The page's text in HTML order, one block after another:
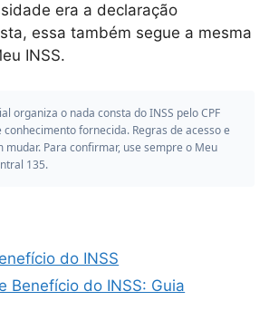
era a declaração
essa também segue a mesma
INSS.
organiza o nada consta do INSS pelo CPF
fornecida. Regras de acesso e
mudar. Para confirmar, use sempre o Meu
135.
do INSS
Benefício do INSS: Guia